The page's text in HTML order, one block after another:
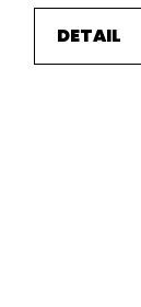
DETAIL